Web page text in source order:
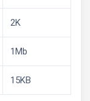
2K
1Mb
15KB